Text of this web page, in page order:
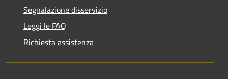
Segnalazione disservizio
Leggi le FAQ
Richiesta assistenza